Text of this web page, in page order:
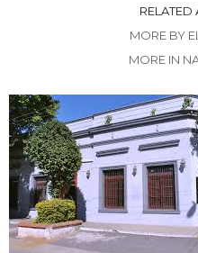
RELATED
MORE BY
MORE IN